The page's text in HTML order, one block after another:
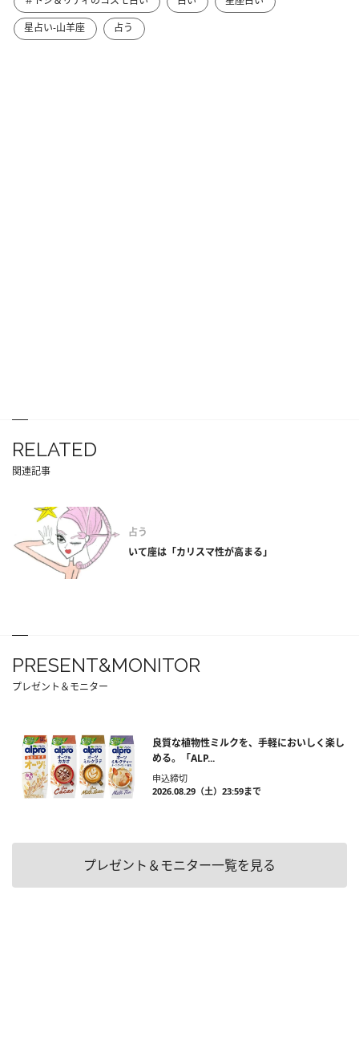
星占い-山羊座
占う
RELATED
関連記事
占う
いて座は「カリスマ性が高まる」
PRESENT&MONITOR
プレゼント＆モニター
良質な植物性ミルクを、手軽においしく楽し
める。「ALP...
申込締切
2026.08.29（土）23:59まで
プレゼント＆モニター一覧を見る